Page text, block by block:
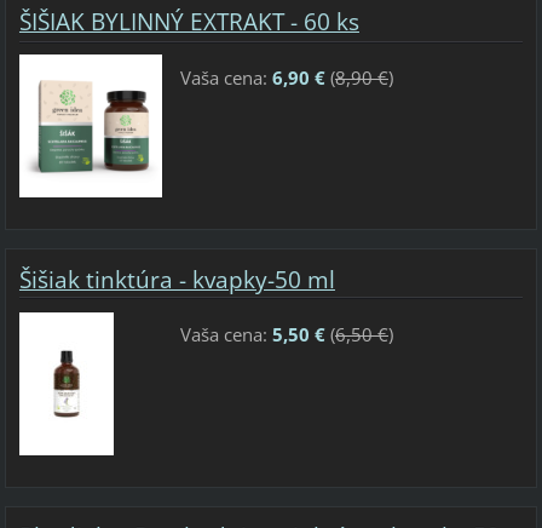
ŠIŠIAK BYLINNÝ EXTRAKT - 60 ks
Vaša cena: 6,90 €(8,90 €)
Šišiak tinktúra - kvapky-50 ml
Vaša cena: 5,50 €(6,50 €)